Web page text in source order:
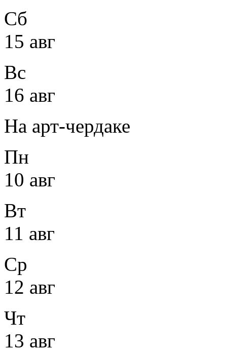
Сб
15 авг
Вс
16 авг
На арт-чердаке
Пн
10 авг
Вт
11 авг
Ср
12 авг
Чт
13 авг